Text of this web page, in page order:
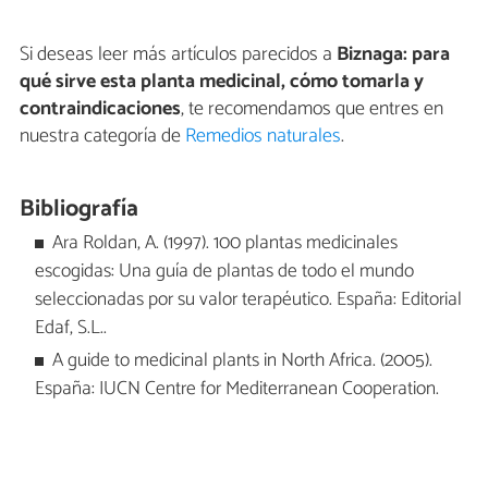
Si deseas leer más artículos parecidos a Biznaga: para
qué sirve esta planta medicinal, cómo tomarla y
contraindicaciones, te recomendamos que entres en
nuestra categoría deRemedios naturales.
Bibliografía
Ara Roldan, A. (1997). 100 plantas medicinales
escogidas: Una guía de plantas de todo el mundo
seleccionadas por su valor terapéutico. España: Editorial
Edaf, S.L..
A guide to medicinal plants in North Africa. (2005).
España: IUCN Centre for Mediterranean Cooperation.